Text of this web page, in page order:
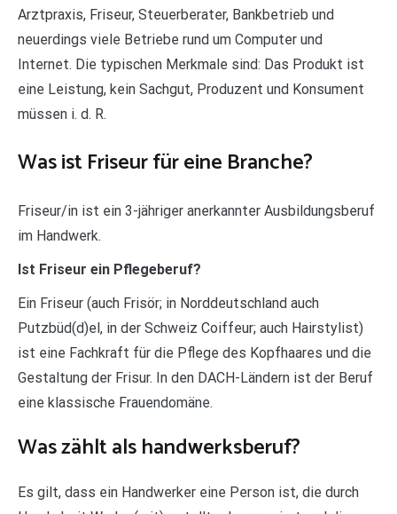
Arztpraxis, Friseur, Steuerberater, Bankbetrieb und
neuerdings viele Betriebe rund um Computer und
Internet. Die typischen Merkmale sind: Das Produkt ist
eine Leistung, kein Sachgut, Produzent und Konsument
müssen i. d. R.
Was ist Friseur für eine Branche?
Friseur/in ist ein 3-jähriger anerkannter Ausbildungsberuf
im Handwerk.
Ist Friseur ein Pflegeberuf?
Ein Friseur (auch Frisör; in Norddeutschland auch
Putzbüd(d)el, in der Schweiz Coiffeur; auch Hairstylist)
ist eine Fachkraft für die Pflege des Kopfhaares und die
Gestaltung der Frisur. In den DACH-Ländern ist der Beruf
eine klassische Frauendomäne.
Was zählt als handwerksberuf?
Es gilt, dass ein Handwerker eine Person ist, die durch